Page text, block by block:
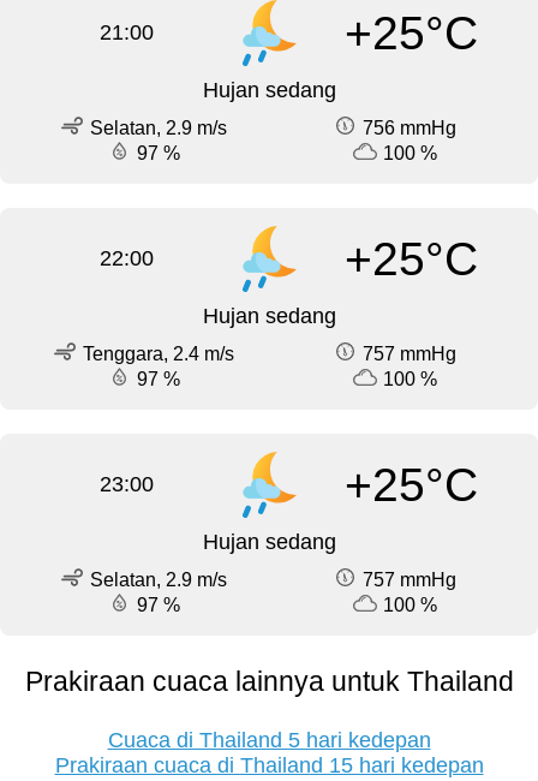
21:00 +25°C
Hujan sedang
Selatan, 2.9 m/s
756 mmHg
97 %
100 %
22:00 +25°C
Hujan sedang
Tenggara, 2.4 m/s
757 mmHg
97 %
100 %
23:00 +25°C
Hujan sedang
Selatan, 2.9 m/s
757 mmHg
97 %
100 %
Prakiraan cuaca lainnya untuk Thailand
Cuaca di Thailand 5 hari kedepan
Prakiraan cuaca di Thailand 15 hari kedepan